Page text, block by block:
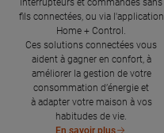
fils connectées, ou via l'application
Home + Control.
Ces solutions connectées vous
aident à gagner en confort, à
améliorer la gestion de votre
consommation d’énergie et
à adapter votre maison à vos
habitudes de vie.